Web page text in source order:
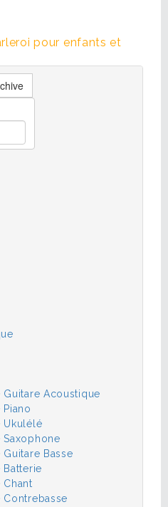
pour enfants et
Guitare Acoustique
Piano
Ukulélé
Saxophone
Guitare Basse
Batterie
Chant
Contrebasse